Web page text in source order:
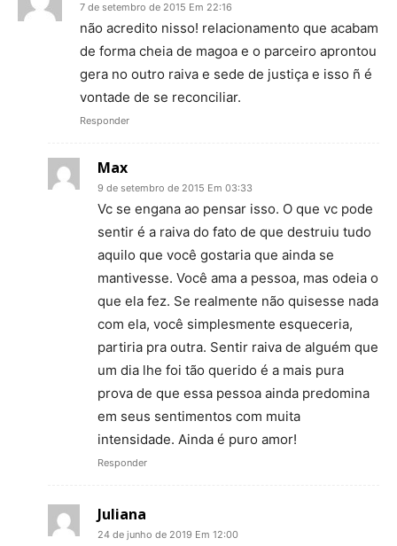
7 de setembro de 2015 Em 22:16
não acredito nisso! relacionamento que acabam
de forma cheia de magoa e o parceiro aprontou
gera no outro raiva e sede de justiça e isso ñ é
vontade de se reconciliar.
Responder
Max
9 de setembro de 2015 Em 03:33
Vc se engana ao pensar isso. O que vc pode
sentir é a raiva do fato de que destruiu tudo
aquilo que você gostaria que ainda se
mantivesse. Você ama a pessoa, mas odeia o
que ela fez. Se realmente não quisesse nada
com ela, você simplesmente esqueceria,
partiria pra outra. Sentir raiva de alguém que
um dia lhe foi tão querido é a mais pura
prova de que essa pessoa ainda predomina
em seus sentimentos com muita
intensidade. Ainda é puro amor!
Responder
Juliana
24 de junho de 2019 Em 12:00